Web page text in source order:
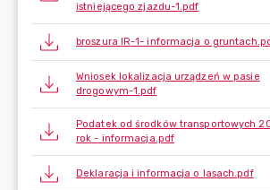
istniejącego zjazdu-1.pdf
broszura IR-1- informacja o
Wniosek lokalizacja urządzeń w pasie
drogowym-1.pdf
Podatek od środków transportowych
rok - informacja.pdf
Deklaracja i informacja o lasach.pdf